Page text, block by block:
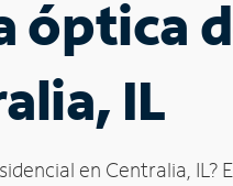
IL
en Centralia,